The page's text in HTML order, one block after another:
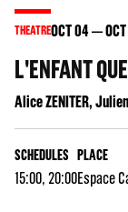
THEATREOCT04 OCT
L'ENFANT
Alice ZENITER,
SCHEDULES
15:00, 20:00
PLACE
Espace